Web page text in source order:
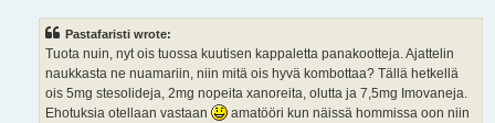
Pastafaristi wrote:
Tuota nuin, nyt ois tuossa kuutisen kappaletta panakootteja. Ajattelin
naukkasta ne nuamariin, niin mitä ois hyvä kombottaa? Tällä hetkellä
ois 5mg stesolideja, 2mg nopeita xanoreita, olutta ja 7,5mg Imovaneja.
Ehotuksia otellaan vastaan
amatööri kun näissä hommissa oon niin